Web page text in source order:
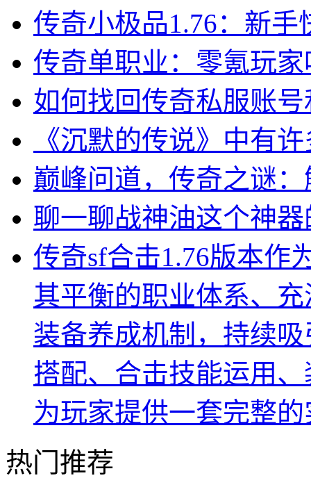
传奇小极品1.76：新
传奇单职业：零氪玩
如何找回传奇私服账
《沉默的传说》中有
巅峰问道，传奇之谜
聊一聊战神油这个神
传奇sf合击1.76版本作
其平衡的职业体系、
装备养成机制，持续
搭配、合击技能运用
为玩家提供一套完整
热门推荐